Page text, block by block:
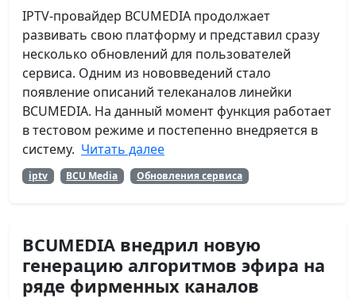
IPTV-провайдер BCUMEDIA продолжает
развивать свою платформу и представил сразу
несколько обновлений для пользователей
сервиса. Одним из нововведений стало
появление описаний телеканалов линейки
BCUMEDIA. На данный момент функция работает
в тестовом режиме и постепенно внедряется в
систему. Читать далее
iptv BCU Media Обновления сервиса
BCUMEDIA внедрил новую
генерацию алгоритмов эфира на
ряде фирменных каналов